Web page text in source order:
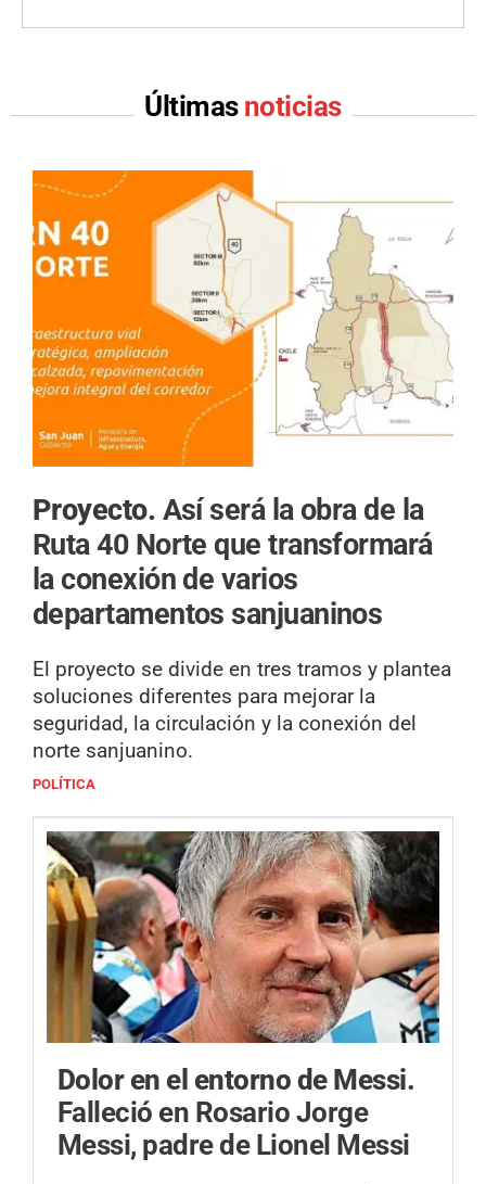
Últimas noticias
Proyecto. Así será la obra de la
Ruta 40 Norte que transformará
la conexión de varios
departamentos sanjuaninos
El proyecto se divide en tres tramos y plantea
soluciones diferentes para mejorar la
seguridad, la circulación y la conexión del
norte sanjuanino.
POLÍTICA
Dolor en el entorno de Messi.
Falleció en Rosario Jorge
Messi, padre de Lionel Messi